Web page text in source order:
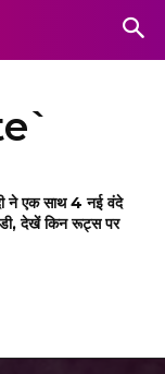
ने एक साथ 4 नई वंदे
देखें किन रूट्स पर